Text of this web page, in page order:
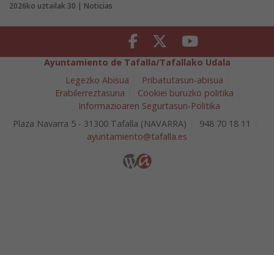
2026ko uztailak 30 | Noticias
Facebook Twitter Youtube
Ayuntamiento de Tafalla/Tafallako Udala
Legezko Abisua
Pribatutasun-abisua
Erabilerreztasuna
Cookiei buruzko politika
Informazioaren Segurtasun-Politika
Plaza Navarra 5 - 31300 Tafalla (NAVARRA)
948 70 18 11
ayuntamiento@tafalla.es